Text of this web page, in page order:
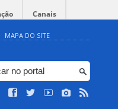
Canais
MAPA DO SITE